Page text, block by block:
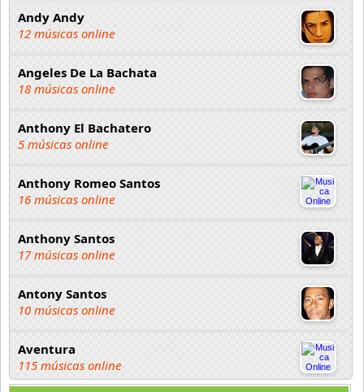
Andy Andy
12 músicas online
Angeles De La Bachata
18 músicas online
Anthony El Bachatero
5 músicas online
Anthony Romeo Santos
16 músicas online
Anthony Santos
17 músicas online
Antony Santos
10 músicas online
Aventura
115 músicas online